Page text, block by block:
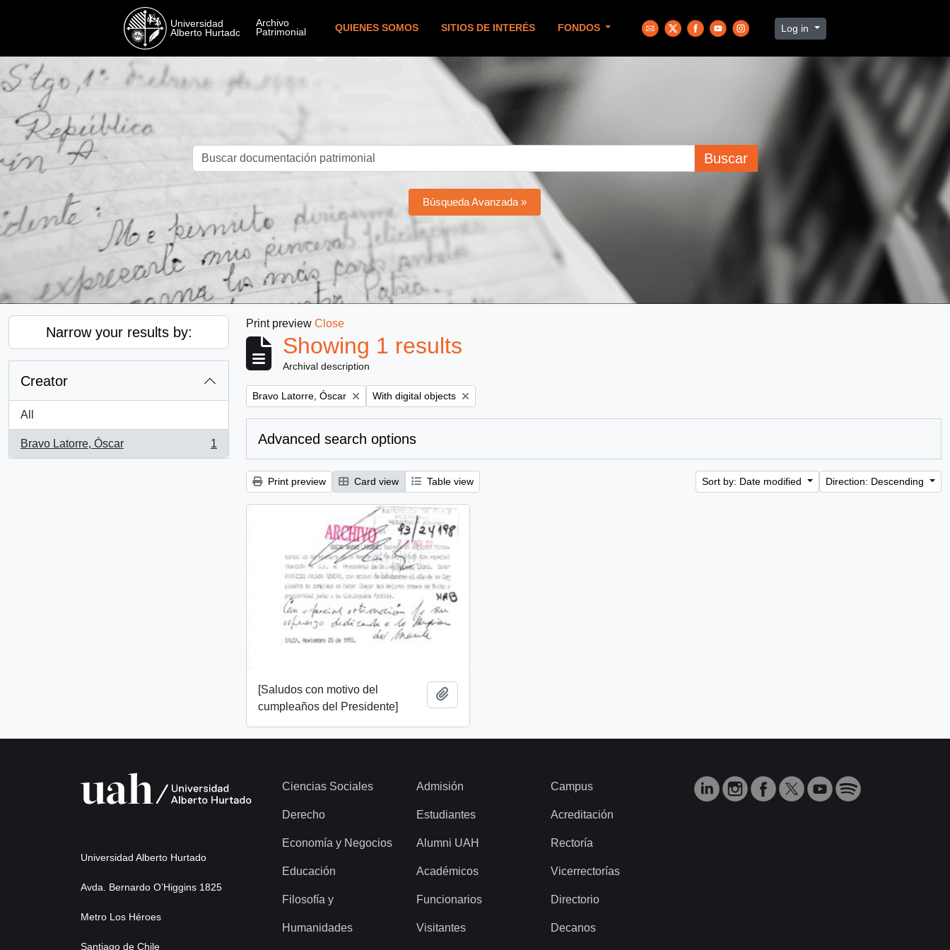
QUIENES SOMOS SITIOS DE INTERÉS FONDOS Log in
Buscar
Búsqueda Avanzada »
Narrow your results by:
Creator
All
Bravo Latorre, Óscar
, 1 results
1
Print preview Close
Showing 1 results
Archival description
Remove filter:
Bravo Latorre, Óscar Remove filter:
With digital objects
Advanced search options
Print preview Card view Table view Sort by: Date modified Direction: Descending
[Saludos con motivo del
cumpleaños del Presidente]
Universidad Alberto Hurtado
Avda. Bernardo O’Higgins 1825
Metro Los Héroes
Santiago de Chile
Ciencias Sociales
Derecho
Economía y Negocios
Educación
Filosofía y
Humanidades
Admisión
Estudiantes
Alumni UAH
Académicos
Funcionarios
Visitantes
Campus
Acreditación
Rectoría
Vicerrectorías
Directorio
Decanos